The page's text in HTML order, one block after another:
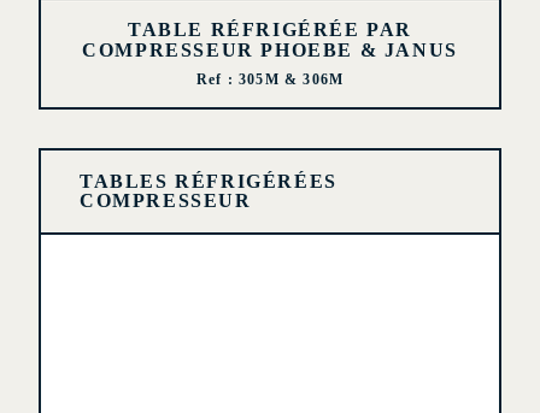
TABLE RÉFRIGÉRÉE PAR
COMPRESSEUR PHOEBE & JANUS
Ref : 305M & 306M
TABLES RÉFRIGÉRÉES
COMPRESSEUR